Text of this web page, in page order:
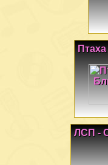
ЛСП -